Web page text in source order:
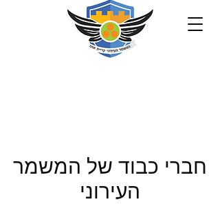
חברי כבוד של המשמר
העירוני